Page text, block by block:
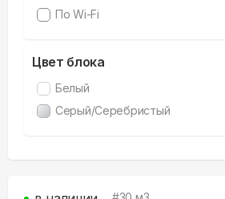
По Wi-Fi
Цвет блока
Белый
Серый/Серебристый